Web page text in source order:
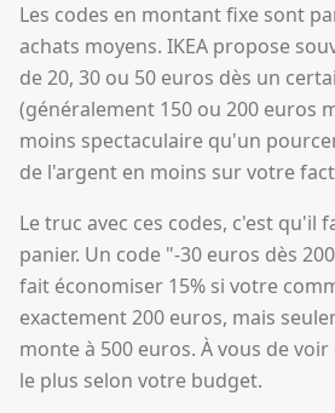
Les codes en montant fixe sont
achats moyens. IKEA propose
de 20, 30 ou 50 euros dès un
(généralement 150 ou 200 euros
moins spectaculaire qu'un
de l'argent en moins sur votre
Le truc avec ces codes, c'est qu'il
panier. Un code "-30 euros dès
fait économiser 15% si votre
exactement 200 euros, mais
monte à 500 euros. À vous de
le plus selon votre budget.